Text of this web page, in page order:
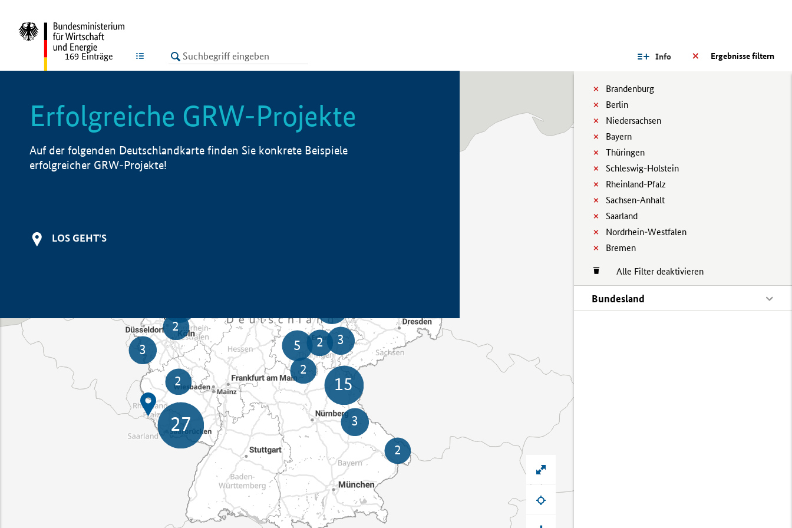
LISTE Ergebnisse filtern
Info
Brandenburg
Berlin
Niedersachsen
Bayern
Thüringen
Schleswig-Holstein
Rheinland-Pfalz
Sachsen-Anhalt
Saarland
Nordrhein-Westfalen
Bremen
Alle Filter deaktivieren
Bundesland
169 Einträge
Erfolgreiche GRW-Projekte
Auf der folgenden Deutschlandkarte finden Sie konkrete Beispiele
erfolgreicher GRW-Projekte!
LOS GEHT'S